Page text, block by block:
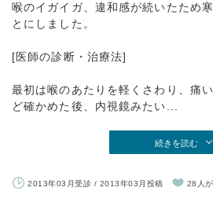
喉のイガイガ、違和感が続いたため
とにしました。
[医師の診断・治療法]
最初は喉のあたりを軽くさわり、痛
ど確かめた後、内視鏡みたい...
続きを読む
2013年03月受診 / 2013年03月投稿 28人